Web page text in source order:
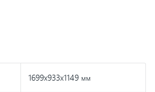
1699x933x1149 мм